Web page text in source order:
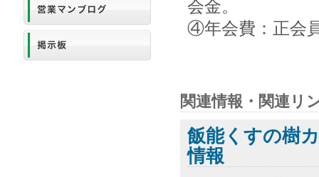
会金。
④年会費：正会
関連情報・関連リ
飯能くすの樹
情報